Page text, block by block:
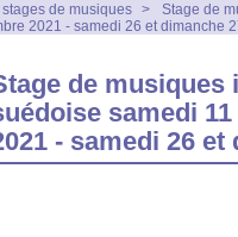
stages de musiques >
Stage de
2021 - samedi 26 et dimanche
de
samedi
- samedi 26